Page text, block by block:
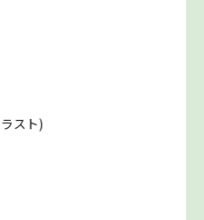
スト)